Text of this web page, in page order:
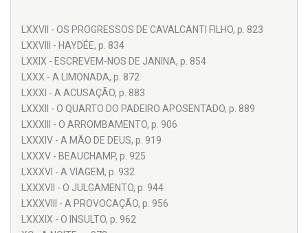
LXXVII - OS PROGRESSOS DE CAVALCANTI FILHO, p. 823
LXXVIII - HAYDÉE, p. 834
LXXIX - ESCREVEM-NOS DE JANINA, p. 854
LXXX - A LIMONADA, p. 872
LXXXI - A ACUSAÇÃO, p. 883
LXXXII - O QUARTO DO PADEIRO APOSENTADO, p. 889
LXXXIII - O ARROMBAMENTO, p. 906
LXXXIV - A MÃO DE DEUS, p. 919
LXXXV - BEAUCHAMP, p. 925
LXXXVI - A VIAGEM, p. 932
LXXXVII - O JULGAMENTO, p. 944
LXXXVIII - A PROVOCAÇÃO, p. 956
LXXXIX - O INSULTO, p. 962